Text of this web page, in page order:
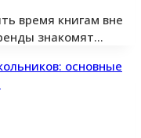
время книгам вне
знакомят…